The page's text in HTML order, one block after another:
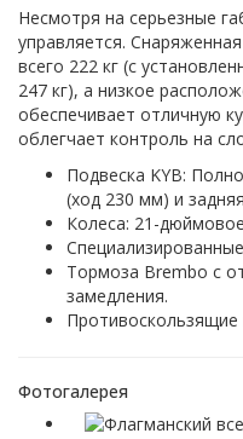
Несмотря на серьезные
управляется.
всего 222 кг (с
247 кг), а низкое
обеспечивает отличную
облегчает контроль на
Подвеска KYB:
(ход 230 мм) и
Колеса: 21-
Тормоза Brembo с
замедления.
Противоскользящие
Фотогалерея